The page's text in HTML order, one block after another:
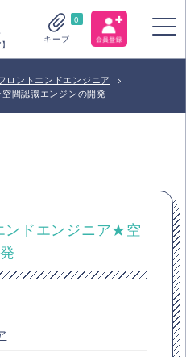
0
キープ
ロントエンドエンジニア
>
間認識エンジンの開発
ンドエンジニア★空